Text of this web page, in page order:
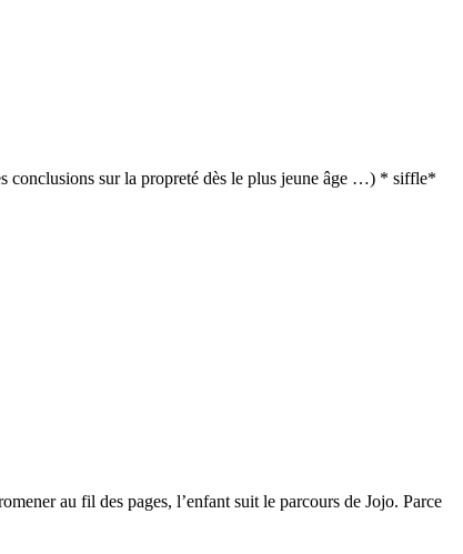
conclusions sur la propreté dès le plus jeune âge …) * siffle*
au fil des pages, l’enfant suit le parcours de Jojo. Parce